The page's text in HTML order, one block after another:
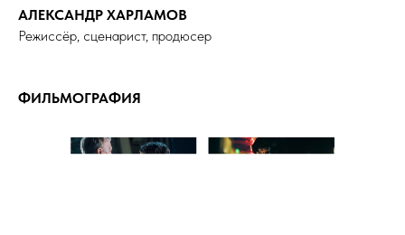
АЛЕКСАНДР ХАРЛАМОВ
Режиссёр, сценарист, продюсер
ФИЛЬМОГРАФИЯ